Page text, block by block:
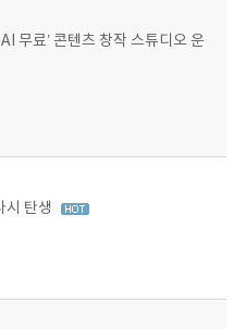
무료’ 콘텐츠 창작 스튜디오 운
시 탄생